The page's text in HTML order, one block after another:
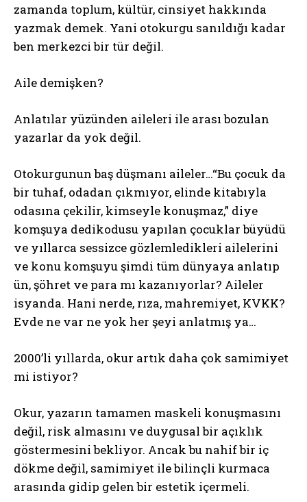
zamanda toplum, kültür, cinsiyet hakkında
yazmak demek. Yani otokurgu sanıldığı kadar
ben merkezci bir tür değil.
Aile demişken?
Anlatılar yüzünden aileleri ile arası bozulan
yazarlar da yok değil.
Otokurgunun baş düşmanı aileler…“Bu çocuk da
bir tuhaf, odadan çıkmıyor, elinde kitabıyla
odasına çekilir, kimseyle konuşmaz,” diye
komşuya dedikodusu yapılan çocuklar büyüdü
ve yıllarca sessizce gözlemledikleri ailelerini
ve konu komşuyu şimdi tüm dünyaya anlatıp
ün, şöhret ve para mı kazanıyorlar? Aileler
isyanda. Hani nerde, rıza, mahremiyet, KVKK?
Evde ne var ne yok her şeyi anlatmış ya…
2000’li yıllarda, okur artık daha çok samimiyet
mi istiyor?
Okur, yazarın tamamen maskeli konuşmasını
değil, risk almasını ve duygusal bir açıklık
göstermesini bekliyor. Ancak bu nahif bir iç
dökme değil, samimiyet ile bilinçli kurmaca
arasında gidip gelen bir estetik içermeli.